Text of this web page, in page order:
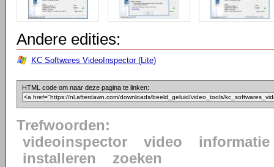
Andere edities:
KC Softwares VideoInspector (Lite)
HTML code om naar deze pagina te linken:
Trefwoorden:
videoinspector
video
informatie
installeren
zoeken